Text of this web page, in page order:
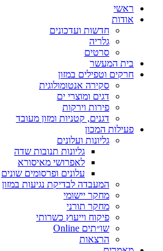
ראשי
אודות
חדשות ועדכונים
גלריה
סרטים
בית המעשר
חרקים וטפילים במזון
סקירה אנטומולוגית
דגים ומוצרי ים
פירות וירקות
דגנים, קטניות ומזון מעובד
פעילות המכון
גליונות ועלונים
גליונות תנובות שדה
לאפרושי מאיסורא
עלונים ופרסומים שונים
המעבדה לבדיקת נגיעות במזון
מחקר יישומי
מחקר תורני
פיקוח וייעוץ כשרותי
שו״תים Online
הרצאות